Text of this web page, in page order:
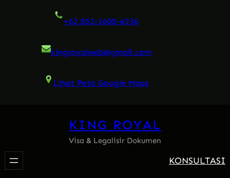
+62 852-1600-6336
kingroyalweb@gmail.com
Lihat Peta Google Maps
KING ROYAL
Visa & Legalisir Dokumen
KONSULTASI